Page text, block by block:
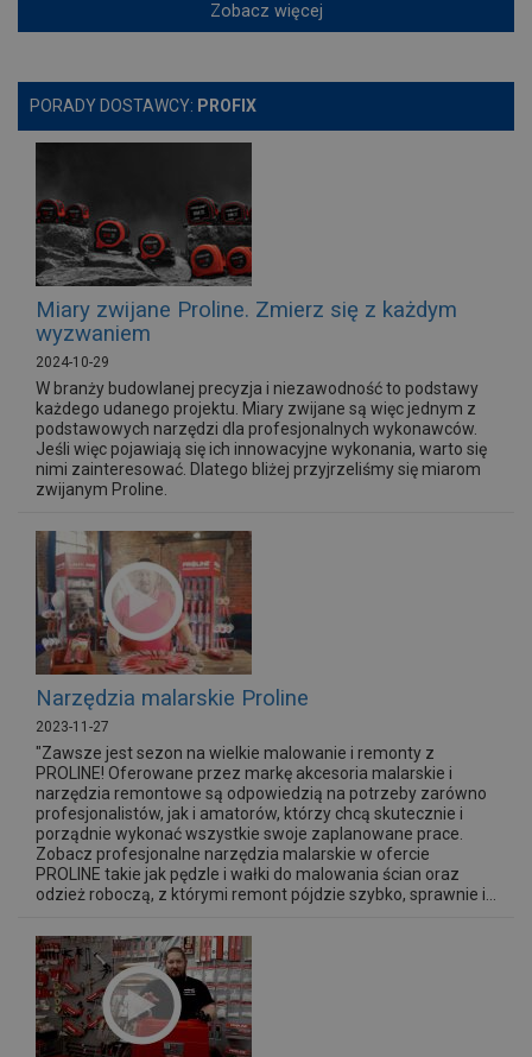
Zobacz więcej
PORADY DOSTAWCY: PROFIX
Miary zwijane Proline. Zmierz się z każdym
wyzwaniem
2024-10-29
W branży budowlanej precyzja i niezawodność to podstawy
każdego udanego projektu. Miary zwijane są więc jednym z
podstawowych narzędzi dla profesjonalnych wykonawców.
Jeśli więc pojawiają się ich innowacyjne wykonania, warto się
nimi zainteresować. Dlatego bliżej przyjrzeliśmy się miarom
zwijanym Proline.
Narzędzia malarskie Proline
2023-11-27
"Zawsze jest sezon na wielkie malowanie i remonty z
PROLINE! Oferowane przez markę akcesoria malarskie i
narzędzia remontowe są odpowiedzią na potrzeby zarówno
profesjonalistów, jak i amatorów, którzy chcą skutecznie i
porządnie wykonać wszystkie swoje zaplanowane prace.
Zobacz profesjonalne narzędzia malarskie w ofercie
PROLINE takie jak pędzle i wałki do malowania ścian oraz
odzież roboczą, z którymi remont pójdzie szybko, sprawnie i...